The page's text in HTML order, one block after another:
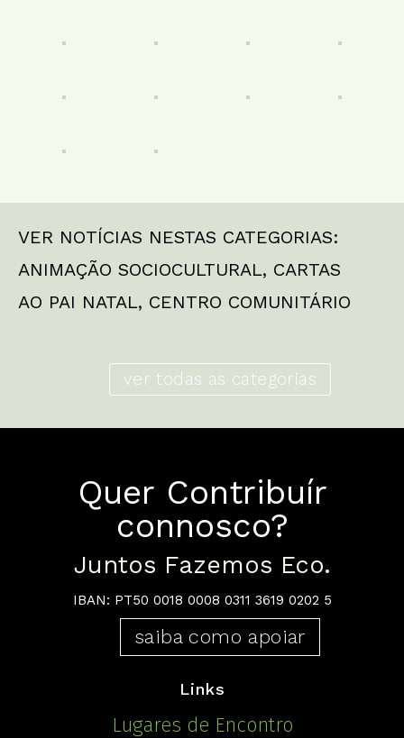
VER NOTÍCIAS NESTAS CATEGORIAS:
ANIMAÇÃO SOCIOCULTURAL, CARTAS
AO PAI NATAL, CENTRO COMUNITÁRIO
ver todas as categorias
Quer Contribuír
connosco?
Juntos Fazemos Eco.
IBAN: PT50 0018 0008 0311 3619 0202 5
saiba como apoiar
Links
Lugares de Encontro